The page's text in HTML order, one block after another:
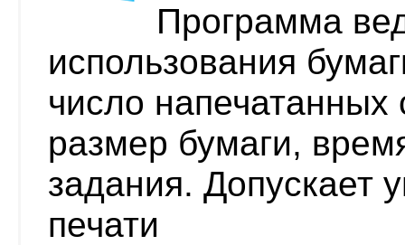
Программа
использования
число
размер бумаги,
задания. Допускает
печати